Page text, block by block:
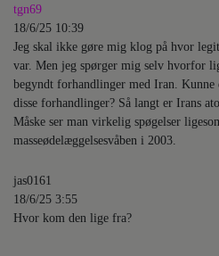
tgn69
18/6/25 10:39
Jeg skal ikke gøre mig klog på hvor
var. Men jeg spørger mig selv hvorfor
begyndt forhandlinger med Iran.
disse forhandlinger? Så langt er Irans
Måske ser man virkelig spøgelser
masseødelæggelsesvåben i 2003.
jas0161
18/6/25 3:55
Hvor kom den lige fra?